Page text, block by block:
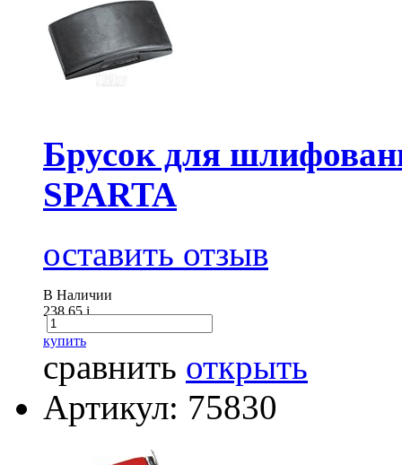
Брусок для
SPARTA
оставить отзыв
В Наличии
238.65i
купить
сравнить открыть
Артикул: 75830